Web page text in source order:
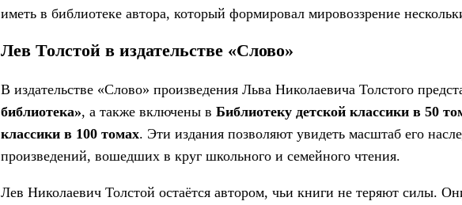
иметь в библиотеке автора, который формировал мировоззрение
Лев Толстой в издательстве «Слово»
В издательстве «Слово» произведения Льва Николаевича Толстого
библиотека», а также включены в Библиотеку детской классики в 50
классики в 100 томах. Эти издания позволяют увидеть масштаб его
произведений, вошедших в круг школьного и семейного чтения.
Лев Николаевич Толстой остаётся автором, чьи книги не теряют силы.